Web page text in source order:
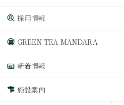
採用情報
GREEN TEA MANDARA
新着情報
施設案内